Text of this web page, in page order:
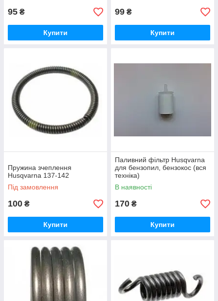
95 ₴
Купити
99 ₴
Купити
Пружина зчеплення
Husqvarna 137-142
Під замовлення
100 ₴
Купити
Паливний фільтр Husqvarna
для бензопил, бензокос (вся
техніка)
В наявності
170 ₴
Купити